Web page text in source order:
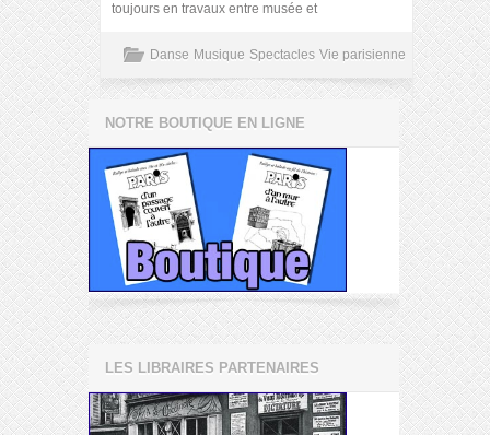
toujours en travaux entre musée et
Danse Musique Spectacles Vie parisienne
NOTRE BOUTIQUE EN LIGNE
LES LIBRAIRES PARTENAIRES